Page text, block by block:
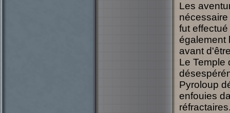
Les
fut
également
avant
Le Temple
Pyroloup
enfouies